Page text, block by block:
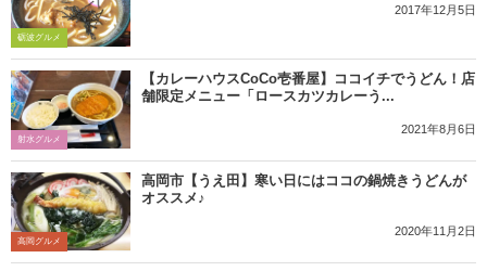
砺波グルメ
2017年12月5日
射水グルメ
【カレーハウスCoCo壱番屋】ココイチでうどん！店
舗限定メニュー「ロースカツカレーう...
2021年8月6日
高岡グルメ
高岡市【うえ田】寒い日にはココの鍋焼きうどんが
オススメ♪
2020年11月2日